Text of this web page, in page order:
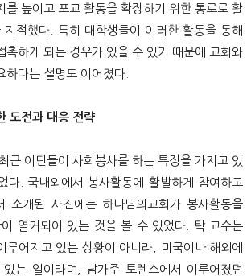
를 높이고 포교 활동을 확장하기 위한 통로로 활
적했다. 특히 대학생들이 이러한 활동을 통해
촉하게 되는 경우가 있을 수 있기 때문에 교회와
하다는 설명도 이어졌다.
도전과 대응 전략
근 이단들이 사회봉사를 하는 특징을 가지고 있
다. 국내외에서 봉사활동에 활발하게 참여하고
소개된 사진에는 하나님의교회가 봉사활동을
열거되어 있는 것을 볼 수 있었다. 탁 교수는
루어지고 있는 상황이 아니라, 미국이나 해외에
는 일이라며, 남가주 토렌스에서 이루어졌던